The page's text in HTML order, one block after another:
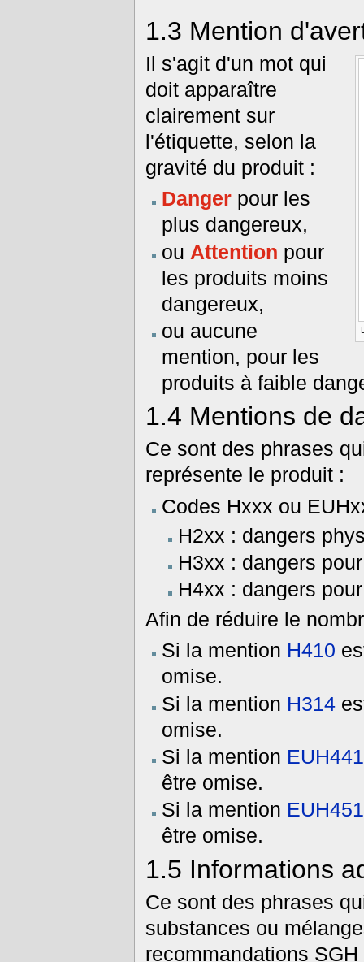
1.3 Mention
Il s'agit d'un mot qui
doit apparaître
clairement sur
l'étiquette, selon la
gravité du produit :
Danger pour les
plus dangereux,
ou Attention pour
les produits moins
dangereux,
ou aucune
mention, pour les
produits à faible
1.4 Mentions de
Ce sont des phrases
représente le produit :
Codes Hxxx ou
H2xx : dangers
H3xx : dangers
H4xx : dangers
Afin de réduire le
Si la mention H410
omise.
Si la mention H314
omise.
Si la mention EUH441
être omise.
Si la mention EUH451
être omise.
1.5 Informations
Ce sont des phrases
substances ou
recommandations